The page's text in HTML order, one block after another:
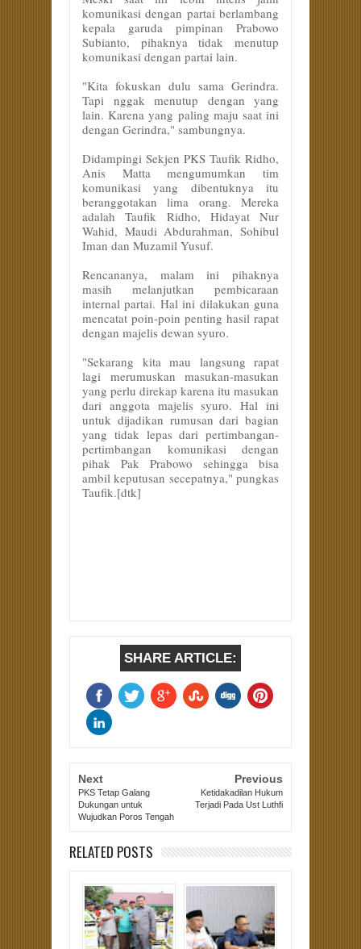
komunikasi dengan partai berlambang
kepala garuda pimpinan Prabowo
Subianto, pihaknya tidak menutup
komunikasi dengan partai lain.
"Kita fokuskan dulu sama Gerindra.
Tapi nggak menutup dengan yang
lain. Karena yang paling maju saat ini
dengan Gerindra," sambungnya.
Didampingi Sekjen PKS Taufik Ridho,
Anis Matta mengumumkan tim
komunikasi yang dibentuknya itu
beranggotakan lima orang. Mereka
adalah Taufik Ridho, Hidayat Nur
Wahid, Maudi Abdurahman, Sohibul
Iman dan Muzamil Yusuf.
Rencananya, malam ini pihaknya
masih melanjutkan pembicaraan
internal partai. Hal ini dilakukan guna
mencatat poin-poin penting hasil rapat
dengan majelis dewan syuro.
"Sekarang kita mau langsung rapat
lagi merumuskan masukan-masukan
yang perlu direkap karena itu masukan
dari anggota majelis syuro. Hal ini
untuk dijadikan rumusan dari bagian
yang tidak lepas dari pertimbangan-
pertimbangan komunikasi dengan
pihak Pak Prabowo sehingga bisa
ambil keputusan secepatnya," pungkas
Taufik.[dtk]
SHARE ARTICLE:
Next
PKS Tetap Galang
Dukungan untuk
Wujudkan Poros Tengah
Previous
Ketidakadilan Hukum
Terjadi Pada Ust Luthfi
RELATED POSTS